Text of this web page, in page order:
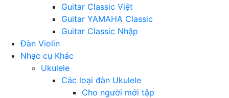
Guitar Classic Việt
Guitar YAMAHA Classic
Guitar Classic Nhập
Đàn Violin
Nhạc cụ Khác
Ukulele
Các loại đàn Ukulele
Cho người mới tập